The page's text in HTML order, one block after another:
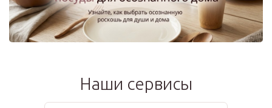
Наши сервисы